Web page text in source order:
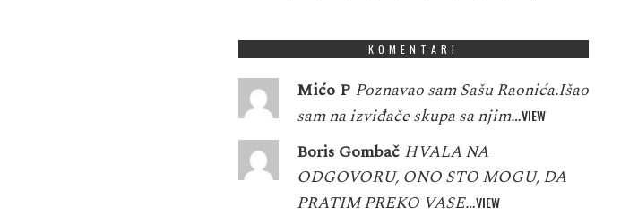
KOMENTARI
Mićo P Poznavao sam Sašu Raonića.Išao
sam na izviđače skupa sa njim…VIEW
Boris Gombač HVALA NA
ODGOVORU, ONO STO MOGU, DA
PRATIM PREKO VASE…VIEW